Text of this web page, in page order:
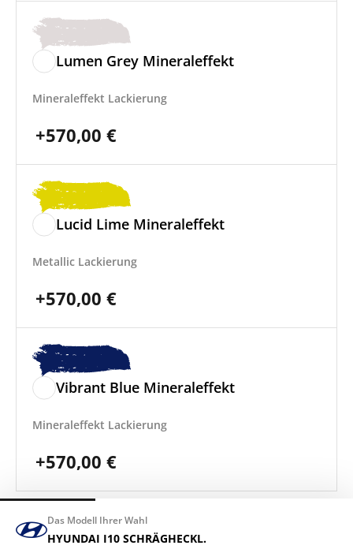
Lumen Grey Mineraleffekt
Mineraleffekt Lackierung
+570,00 €
Lucid Lime Mineraleffekt
Metallic Lackierung
+570,00 €
Vibrant Blue Mineraleffekt
Mineraleffekt Lackierung
+570,00 €
Das Modell Ihrer Wahl
HYUNDAI I10 SCHRÄGHECKL.